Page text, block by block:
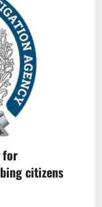
for
citizens